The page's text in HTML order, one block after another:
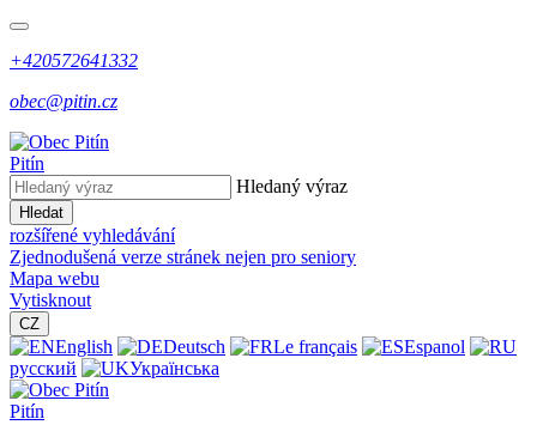
+420572641332
obec@pitin.cz
Pitín
Hledaný výraz
Hledat
rozšířené vyhledávání
Zjednodušená verze stránek nejen pro seniory
Mapa webu
Vytisknout
CZ
English Deutsch Le français
Espanol
русский
Українська
Pitín